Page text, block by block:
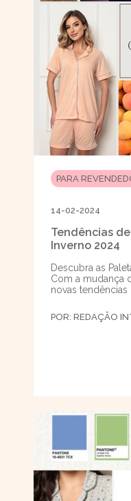
PARA
14-02-2024
Tendências
Inverno 2024
Descubra as
Com a mudança
novas
POR: REDAÇÃO